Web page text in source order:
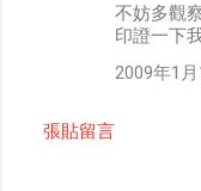
不妨多觀
印證一下
2009年1
張貼留言